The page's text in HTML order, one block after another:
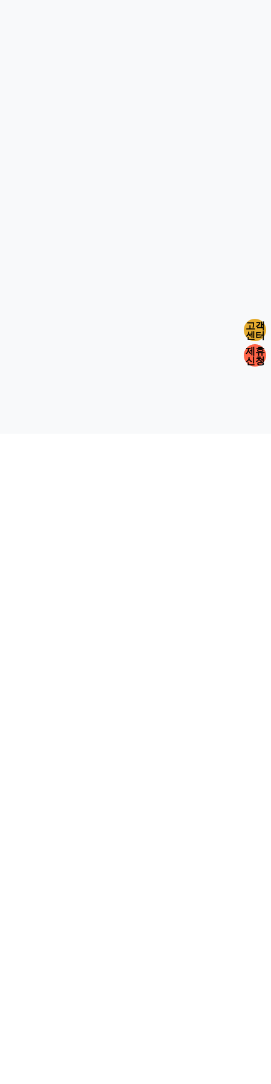
고객
센터
제휴
신청